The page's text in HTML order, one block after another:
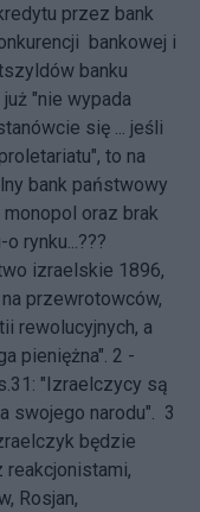
przez bank
bankowej i
banku
"nie wypada
się ... jeśli
to na
bank państwowy
oraz brak
rynku...???
izraelskie 1896,
przewrotowców,
rewolucyjnych, a
pieniężna". 2 -
"Izraelczycy są
swojego narodu". 3
będzie
reakcjonistami,
Rosjan,